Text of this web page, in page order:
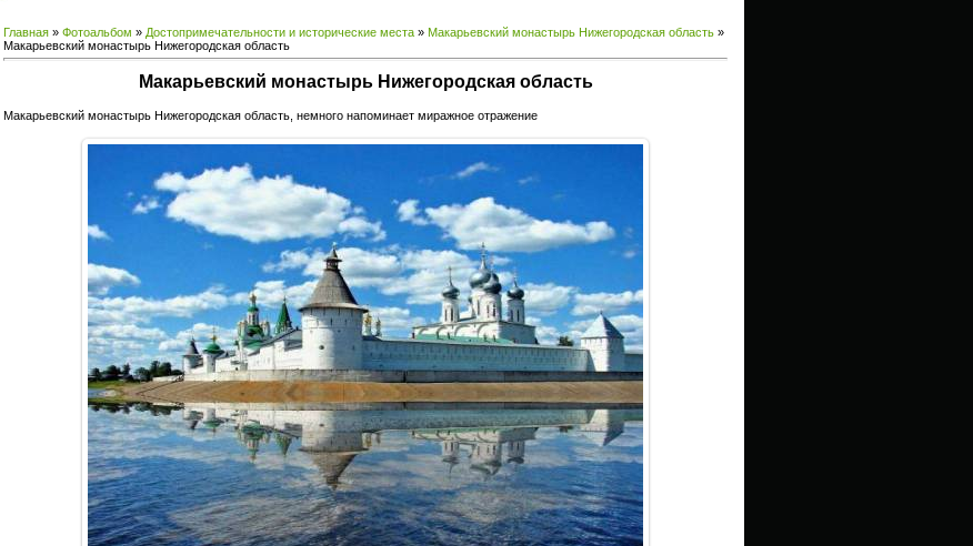
Главная » Фотоальбом » Достопримечательности и исторические места » Макарьевский монастырь Нижегородская область »
Макарьевский монастырь Нижегородская область
Макарьевский монастырь Нижегородская область
Макарьевский монастырь Нижегородская область, немного напоминает миражное отражение